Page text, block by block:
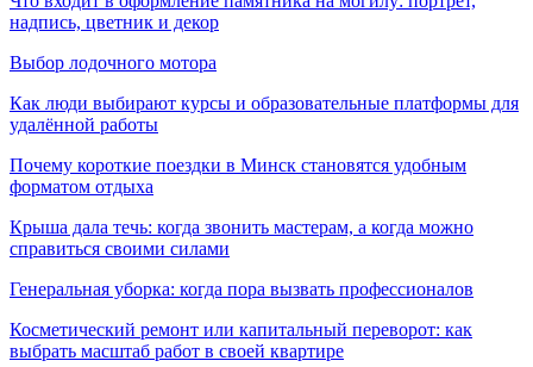
надпись, цветник и декор
Выбор лодочного мотора
Как люди выбирают курсы и образовательные платформы для
удалённой работы
Почему короткие поездки в Минск становятся удобным
форматом отдыха
Крыша дала течь: когда звонить мастерам, а когда можно
справиться своими силами
Генеральная уборка: когда пора вызвать профессионалов
Косметический ремонт или капитальный переворот: как
выбрать масштаб работ в своей квартире